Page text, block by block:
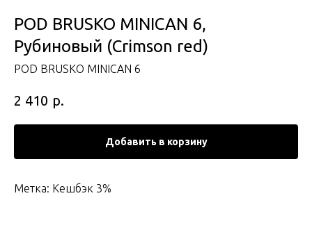
POD BRUSKO MINICAN 6,
Рубиновый (Crimson red)
POD BRUSKO MINICAN 6
2 410 р.
Добавить в корзину
Метка: Кешбэк 3%